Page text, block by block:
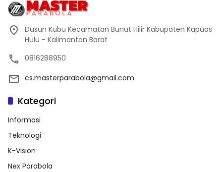
Dusun Kubu Kecamatan Bunut Hilir Kabupaten Kapuas
Hulu - Kalimantan Barat
0816288950
cs.masterparabola@gmail.com
Kategori
Informasi
Teknologi
K-Vision
Nex Parabola